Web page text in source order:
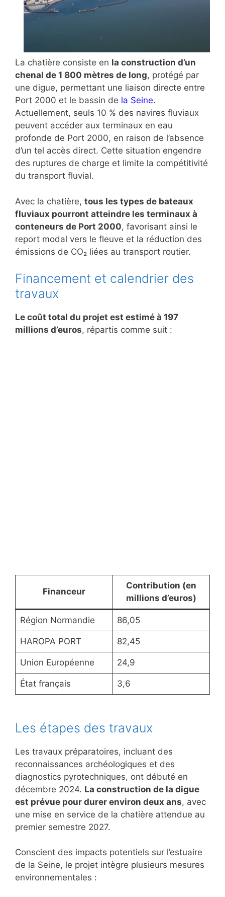
La chatière consiste en la construction d’un
chenal de 1 800 mètres de long, protégé par
une digue, permettant une liaison directe entre
Port 2000 et le bassin de la Seine.
Actuellement, seuls 10 % des navires fluviaux
peuvent accéder aux terminaux en eau
profonde de Port 2000, en raison de l’absence
d’un tel accès direct. Cette situation engendre
des ruptures de charge et limite la compétitivité
du transport fluvial.
Avec la chatière, tous les types de bateaux
fluviaux pourront atteindre les terminaux à
conteneurs de Port 2000, favorisant ainsi le
report modal vers le fleuve et la réduction des
émissions de CO₂ liées au transport routier.
Financement et calendrier des
travaux
Le coût total du projet est estimé à 197
millions d’euros, répartis comme suit :
Financeur
Contribution (en
millions d’euros)
Région Normandie 86,05
HAROPA PORT 82,45
Union Européenne 24,9
État français 3,6
Les étapes des travaux
Les travaux préparatoires, incluant des
reconnaissances archéologiques et des
diagnostics pyrotechniques, ont débuté en
décembre 2024. La construction de la digue
est prévue pour durer environ deux ans, avec
une mise en service de la chatière attendue au
premier semestre 2027.
Conscient des impacts potentiels sur l’estuaire
de la Seine, le projet intègre plusieurs mesures
environnementales :